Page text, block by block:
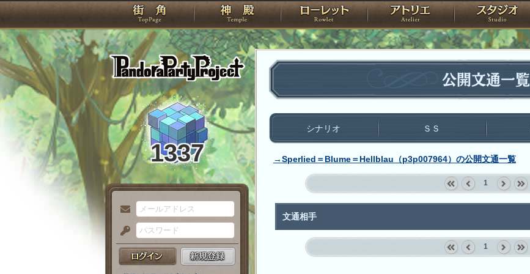
PandoraPartyProject
TOP 神殿 ローレット アトリエ
1337
メ
ー
ル
パ
ス
公開文通一覧
シナリオ ＳＳ
→Sperlied＝Blume＝Hellblau（p3p007964）の公開文通一覧
1
文通相手
1